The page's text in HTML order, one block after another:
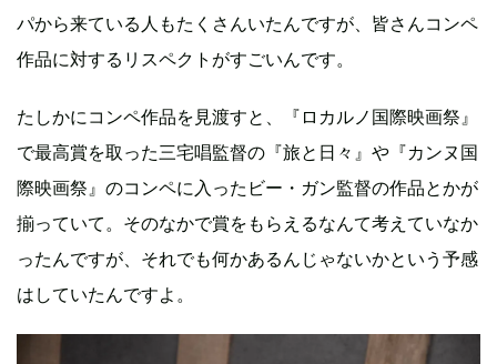
パから来ている人もたくさんいたんですが、皆さんコンペ
作品に対するリスペクトがすごいんです。
たしかにコンペ作品を見渡すと、『ロカルノ国際映画祭』
で最高賞を取った三宅唱監督の『旅と日々』や『カンヌ国
際映画祭』のコンペに入ったビー・ガン監督の作品とかが
揃っていて。そのなかで賞をもらえるなんて考えていなか
ったんですが、それでも何かあるんじゃないかという予感
はしていたんですよ。